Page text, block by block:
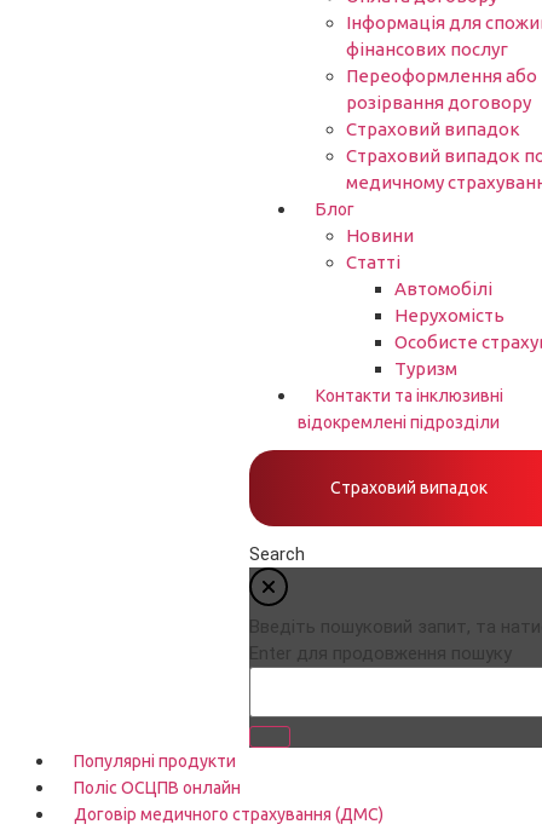
Інформація для
фінансових послуг
Переоформлення або
розірвання договору
Страховий випадок
Страховий випадок
медичному
Блог
Новини
Статті
Автомобілі
Нерухомість
Особисте
Туризм
Контакти та інклюзивні
відокремлені підрозділи
Страховий випадок
Search
Введіть пошуковий запит, та
Enter для продовження пошуку
Популярні продукти
Поліс ОСЦПВ онлайн
Договір медичного страхування (ДМС)